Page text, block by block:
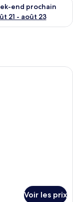
end prochain
21 - août 23
d’hôtel avec un lit,
Voir les prix